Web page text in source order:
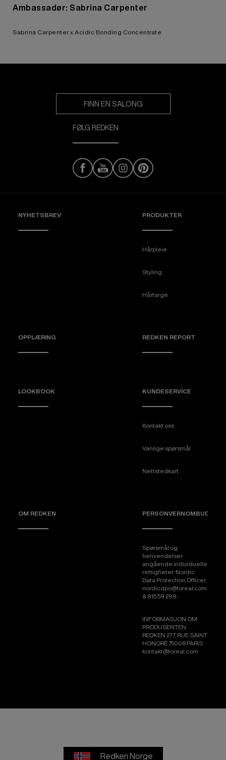
Ambassadør: Sabrina Carpenter
Sabrina Carpenter x Acidic Bonding Concentrate
FINN EN SALONG
FØLG REDKEN
NYHETSBREV PRODUKTER
Hårpleie
Styling
Hårfarge
OPPLÆRING REDKEN REPORT
LOOKBOOK KUNDESERVICE
Kontakt oss
Vanlige spørsmål
Nettstedkart
OM REDKEN PERSONVERNOMBUD
Spørsmål og
henvendelser
angående individuelle
rettigheter: Nordic
Data Protection Officer,
nordicdpo@loreal.com
& 815 59 299.
INFORMASJON OM
PRODUSENTEN
REDKEN 277, RUE SAINT
HONORÉ 75008 PARIS
kontakt@loreal.com
Redken Norge